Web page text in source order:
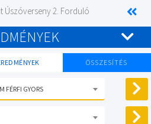
Úszóverseny 2. Forduló
ÖSSZESÍTÉS
FÉRFI GYORS